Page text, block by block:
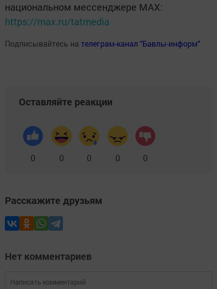
национальном мессенджере MАХ:
https://max.ru/tatmedia
Подписывайтесь на телеграм-канал "Бавлы-информ"
Оставляйте реакции
0 0 0 0 0
Расскажите друзьям
Нет комментариев